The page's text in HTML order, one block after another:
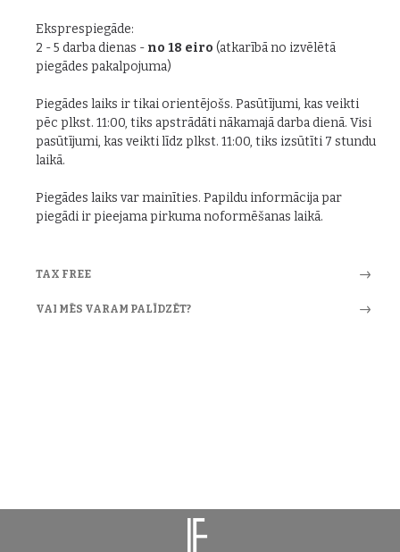
Eksprespiegāde:
2 - 5 darba dienas - no 18 eiro (atkarībā no izvēlētā
piegādes pakalpojuma)
Piegādes laiks ir tikai orientējošs. Pasūtījumi, kas veikti
pēc plkst. 11:00, tiks apstrādāti nākamajā darba dienā. Visi
pasūtījumi, kas veikti līdz plkst. 11:00, tiks izsūtīti 7 stundu
laikā.
Piegādes laiks var mainīties. Papildu informācija par
piegādi ir pieejama pirkuma noformēšanas laikā.
TAX FREE
VAI MĒS VARAM PALĪDZĒT?